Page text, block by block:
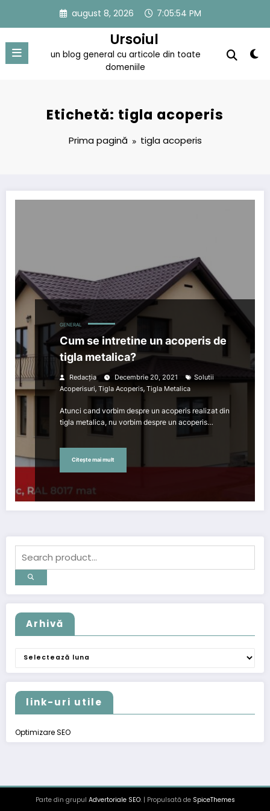
conținut
august 8, 2026 7:05:54 PM
Ursoiul
un blog general cu articole din toate
domeniile
Etichetă: tigla acoperis
Prima pagină tigla acoperis
GENERAL
Cum se intretine un acoperis de
tigla metalica?
Redacția Decembrie 20, 2021
Solutii
Acoperisuri, Tigla Acoperis, Tigla Metalica
Atunci cand vorbim despre un acoperis realizat din
tigla metalica, nu vorbim despre un acoperis…
Citește mai mult
Arhivă
Arhivă
link-uri utile
Optimizare SEO
Parte din grupul Advertoriale SEO. | Propulsată de SpiceThemes